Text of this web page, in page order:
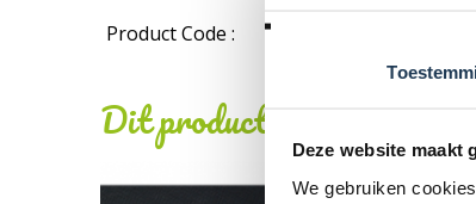
Deze website maakt
We gebruiken
Product Code :
Dit product behoort tot de